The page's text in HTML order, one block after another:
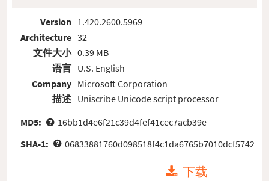
Version
Architecture
文件大小
语言
Company
描述
1.420.2600.5969
32
0.39 MB
U.S. English
Microsoft Corporation
Uniscribe Unicode script processor
MD5:
16bb1d4e6f21c39d4fef41cec7acb39e
SHA-1:
06833881760d098518f4c1da6765b7010dcf5742
下载